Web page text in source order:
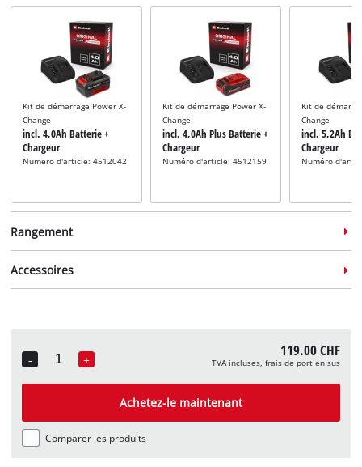
Kit de démarrage Power X-
Change
incl. 4,0Ah Batterie +
Chargeur
Numéro d'article: 4512042
Kit de démarrage Power X-
Change
incl. 4,0Ah Plus Batterie +
Chargeur
Numéro d'article: 4512159
Kit de
Change
incl. 5,2Ah
Chargeur
Numéro
Rangement
incl. E-Case S
Numéro d'article: 4540011 Numéro d'article: 4540021
incl. E-Case L
Numéro
Accessoires
Numéro d'article:
49109053
-
Quantity
+ 119.00 CHF
TVA incluses, frais de port en sus
Achetez-le maintenant
Comparer les produits